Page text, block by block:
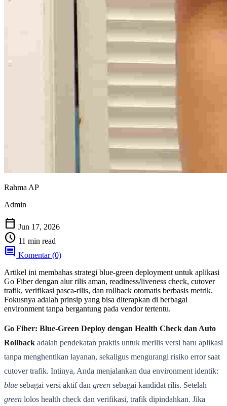
Rahma AP
Admin
calendar_today Jun 17, 2026
schedule 11 min read
comment Komentar (0)
Artikel ini membahas strategi blue-green deployment untuk aplikasi
Go Fiber dengan alur rilis aman, readiness/liveness check, cutover
trafik, verifikasi pasca-rilis, dan rollback otomatis berbasis metrik.
Fokusnya adalah prinsip yang bisa diterapkan di berbagai
environment tanpa bergantung pada vendor tertentu.
Go Fiber: Blue-Green Deploy dengan Health Check dan Auto
Rollback adalah pendekatan praktis untuk merilis versi baru aplikasi
tanpa menghentikan layanan, sekaligus mengurangi risiko error saat
cutover trafik. Intinya, Anda menjalankan dua environment identik:
blue sebagai versi aktif dan green sebagai kandidat rilis. Setelah
green lolos health check dan verifikasi, trafik dipindahkan. Jika